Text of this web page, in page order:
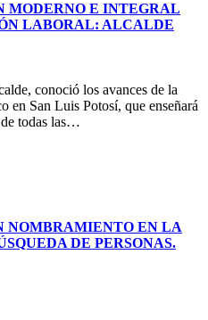
MODERNO E INTEGRAL
LABORAL: ALCALDE
conoció los avances de la
en San Luis Potosí, que enseñará
de todas las…
NOMBRAMIENTO EN LA
DE PERSONAS.